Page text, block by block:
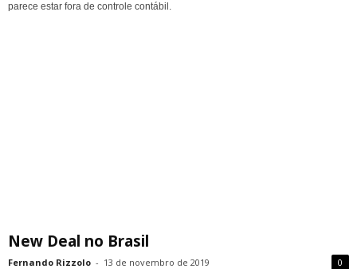
parece estar fora de controle contábil.
New Deal no Brasil
Fernando Rizzolo - 13 de novembro de 2019 0